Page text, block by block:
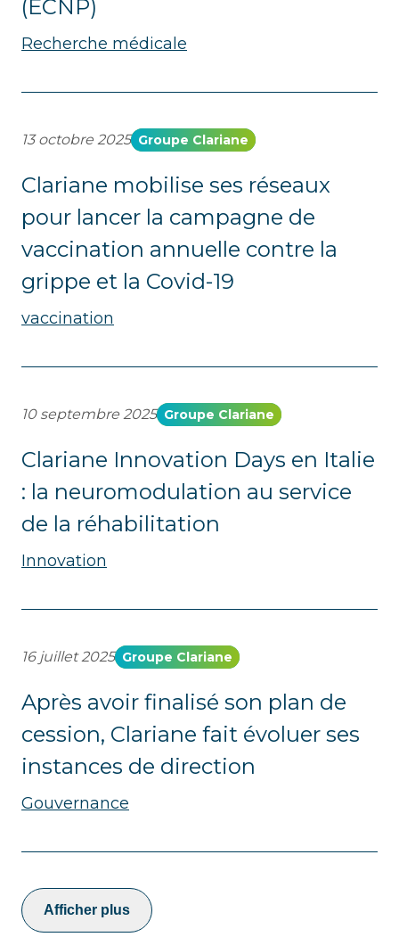
(ECNP)
Recherche médicale
Clariane mobilise ses réseaux
pour lancer la campagne de
vaccination annuelle contre la
grippe et la Covid-19
13 octobre 2025 Groupe Clariane
vaccination
Clariane Innovation Days en Italie
: la neuromodulation au service
de la réhabilitation
10 septembre 2025 Groupe Clariane
Innovation
Après avoir finalisé son plan de
cession, Clariane fait évoluer ses
instances de direction
16 juillet 2025 Groupe Clariane
Gouvernance
Afficher plus